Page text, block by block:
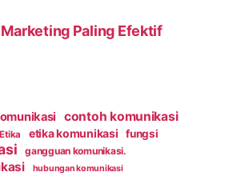
Paling Efektif
contoh komunikasi
Etika etika komunikasi fungsi
gangguan komunikasi.
hubungan komunikasi